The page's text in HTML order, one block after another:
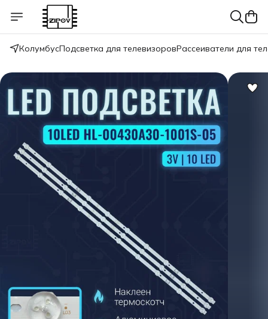
КолумбусПодсветка для телевизоровРассеиватели для